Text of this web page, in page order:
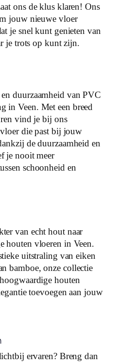
ons de klus klaren! Ons
jouw nieuwe vloer
je snel kunt genieten van
je trots op kunt zijn.
duurzaamheid van PVC
in Veen. Met een breed
vind je bij ons
vloer die past bij jouw
de duurzaamheid en
je nooit meer
schoonheid en
van echt hout naar
houten vloeren in Veen.
uitstraling van eiken
bamboe, onze collectie
houten
toevoegen aan jouw
ervaren? Breng dan